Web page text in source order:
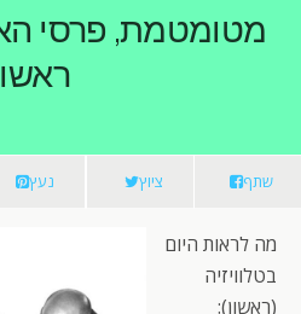
מטומטמת, פרסי
שתף ציוץ נעץ
מה לראות היום
בטלוויזיה
(ראשון):